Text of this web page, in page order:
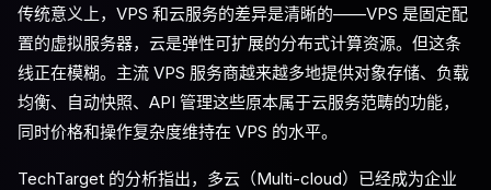
传统意义上，VPS 和云服务的差异是清晰的——VPS 是固定配
置的虚拟服务器，云是弹性可扩展的分布式计算资源。但这条
线正在模糊。主流 VPS 服务商越来越多地提供对象存储、负载
均衡、自动快照、API 管理这些原本属于云服务范畴的功能，
同时价格和操作复杂度维持在 VPS 的水平。
TechTarget 的分析指出，多云（Multi-cloud）已经成为企业